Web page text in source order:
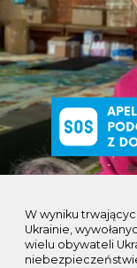
W wyniku
Ukrainie,
wielu obywateli